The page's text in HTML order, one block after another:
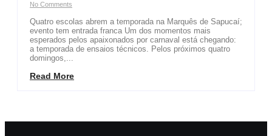
No Comments
Quatro escolas abrem a temporada na Marquês de Sapucaí;
evento tem entrada franca Um dos momentos mais
esperados pelos apaixonados por carnaval está chegando:
a temporada de ensaios técnicos. Pelos próximos quatro
domingos,...
Read More